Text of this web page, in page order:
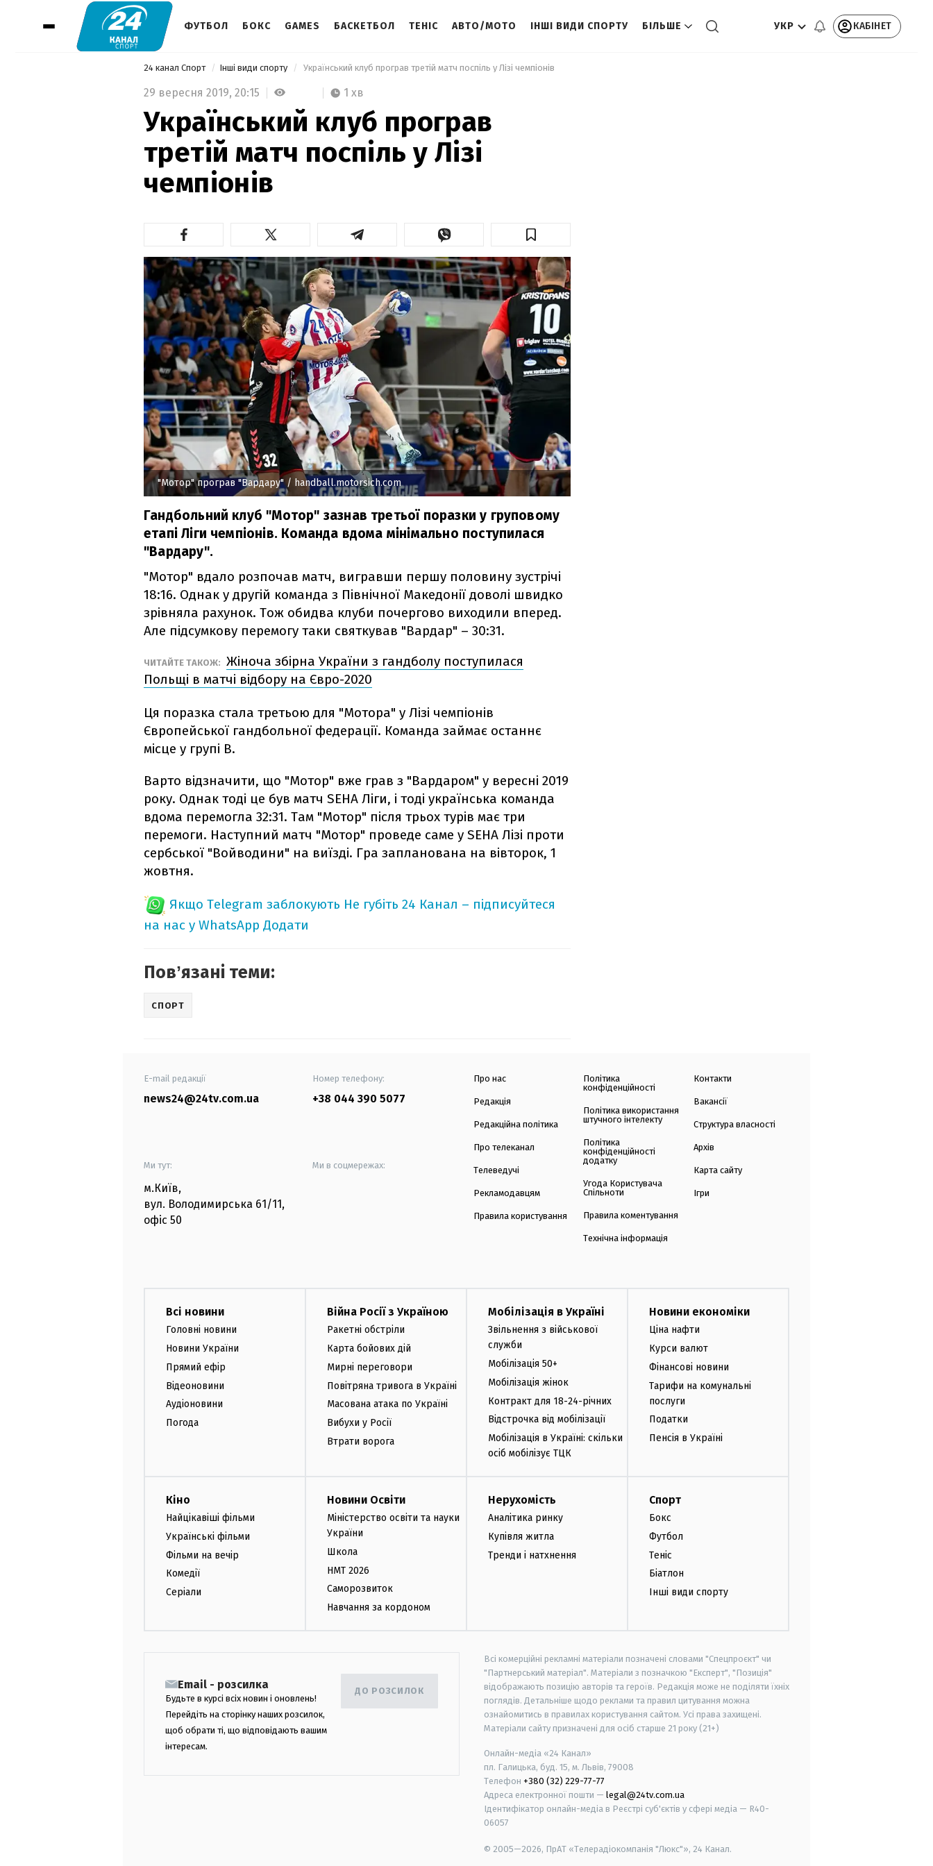
ФУТБОЛ БОКС GAMES БАСКЕТБОЛ ТЕНІС АВТО/МОТО ІНШІ ВИДИ СПОРТУ БІЛЬШЕ УКР КАБІНЕТ
24 канал Спорт Інші види спорту Український клуб програв третій матч поспіль у Лізі чемпіонів
29 вересня 2019, 20:15 1 хв
Український клуб програв
третій матч поспіль у Лізі
чемпіонів
"Мотор" програв "Вардару"/ handball.motorsich.com
Гандбольний клуб "Мотор" зазнав третьої поразки у груповому
етапі Ліги чемпіонів. Команда вдома мінімально поступилася
"Вардару".
"Мотор" вдало розпочав матч, вигравши першу половину зустрічі
18:16. Однак у другій команда з Північної Македонії доволі швидко
зрівняла рахунок. Тож обидва клуби почергово виходили вперед.
Але підсумкову перемогу таки святкував "Вардар" – 30:31.
ЧИТАЙТЕ ТАКОЖ: Жіноча збірна України з гандболу поступилася
Польщі в матчі відбору на Євро-2020
Ця поразка стала третьою для "Мотора" у Лізі чемпіонів
Європейської гандбольної федерації. Команда займає останнє
місце у групі B.
Варто відзначити, що "Мотор" вже грав з "Вардаром" у вересні 2019
року. Однак тоді це був матч SEHA Ліги, і тоді українська команда
вдома перемогла 32:31. Там "Мотор" після трьох турів має три
перемоги. Наступний матч "Мотор" проведе саме у SEHA Лізі проти
сербської "Войводини" на виїзді. Гра запланована на вівторок, 1
жовтня.
Якщо Telegram заблокують Не губіть 24 Канал – підписуйтеся
на нас у WhatsApp Додати
Повʼязані теми:
СПОРТ
E-mail редакції
news24@24tv.com.ua
Номер телефону:
+38 044 390 5077
Ми тут:
м.Київ,
вул. Володимирська 61/11,
офіс 50
Ми в соцмережах:
Про нас
Редакція
Редакційна політика
Про телеканал
Телеведучі
Рекламодавцям
Правила користування
Політика
конфіденційності
Політика використання
штучного інтелекту
Політика
конфіденційності
додатку
Угода Користувача
Спільноти
Правила коментування
Технічна інформація
Контакти
Вакансії
Структура власності
Архів
Карта сайту
Ігри
Всі новини
Головні новини
Новини України
Прямий ефір
Відеоновини
Аудіоновини
Погода
Війна Росії з Україною
Ракетні обстріли
Карта бойових дій
Мирні переговори
Повітряна тривога в Україні
Масована атака по Україні
Вибухи у Росії
Втрати ворога
Мобілізація в Україні
Звільнення з військової
служби
Мобілізація 50+
Мобілізація жінок
Контракт для 18-24-річних
Відстрочка від мобілізації
Мобілізація в Україні: скільки
осіб мобілізує ТЦК
Новини економіки
Ціна нафти
Курси валют
Фінансові новини
Тарифи на комунальні
послуги
Податки
Пенсія в Україні
Кіно
Найцікавіші фільми
Українські фільми
Фільми на вечір
Комедії
Серіали
Новини Освіти
Міністерство освіти та науки
України
Школа
НМТ 2026
Саморозвиток
Навчання за кордоном
Нерухомість
Аналітика ринку
Купівля житла
Тренди і натхнення
Спорт
Бокс
Футбол
Теніс
Біатлон
Інші види спорту
Email - розсилка
Будьте в курсі всіх новин і оновлень!
Перейдіть на сторінку наших розсилок,
щоб обрати ті, що відповідають вашим
інтересам.
ДО РОЗСИЛОК
Всі комерційні рекламні матеріали позначені словами "Спецпроєкт" чи
"Партнерський матеріал". Матеріали з позначкою "Експерт", "Позиція"
відображають позицію авторів та героїв. Редакція може не поділяти їхніх
поглядів. Детальніше щодо реклами та правил цитування можна
ознайомитись в правилах користування сайтом. Усі права захищені.
Матеріали сайту призначені для осіб старше 21 року (21+)
Онлайн-медіа «24 Канал»
пл. Галицька, буд. 15, м. Львів, 79008
Телефон +380 (32) 229-77-77
Адреса електронної пошти — legal@24tv.com.ua
Ідентифікатор онлайн-медіа в Реєстрі суб'єктів у сфері медіа — R40-
06057
© 2005—2026, ПрАТ «Телерадіокомпанія "Люкс"», 24 Канал.